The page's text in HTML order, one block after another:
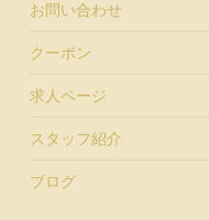
お問い合わせ
クーポン
求人ページ
スタッフ紹介
ブログ